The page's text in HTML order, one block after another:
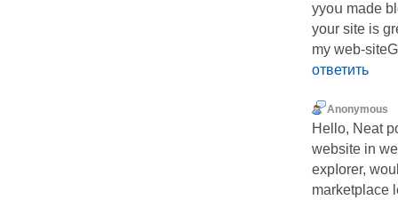
yyoս made
your site is
my web-
ответить
Anonymous
Hеllo, Neat
website in
expⅼorеr,
marketplaϲe